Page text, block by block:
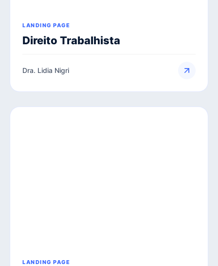
LANDING PAGE
Direito Trabalhista
Dra. Lidia Nigri
LANDING PAGE